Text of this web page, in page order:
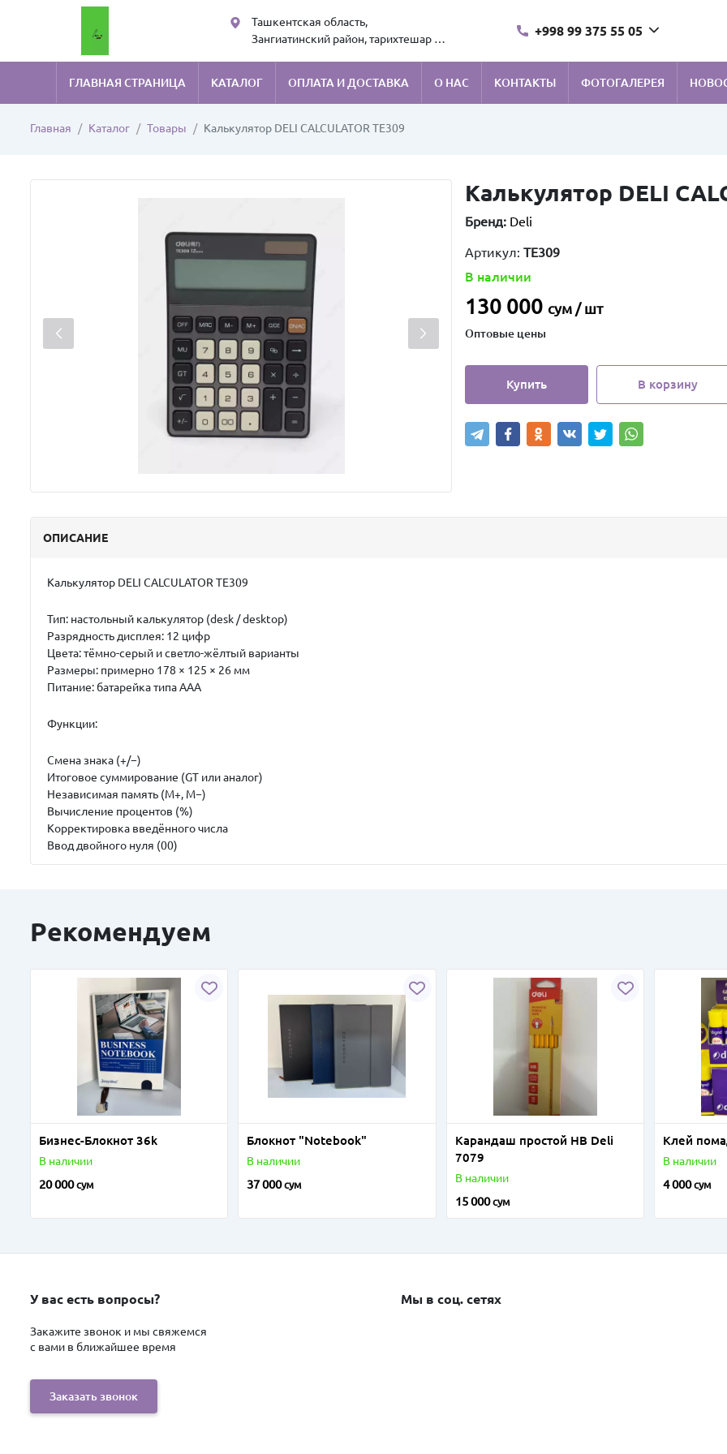
Ташкентская область,
Зангиатинский район, тарихтешар 1.
+998 99 375 55 05
ГЛАВНАЯ СТРАНИЦА КАТАЛОГ ОПЛАТА И ДОСТАВКА О НАС КОНТАКТЫ ФОТОГАЛЕРЕЯ
Главная Каталог Товары Калькулятор DELI CALCULATOR TE309
Калькулятор DELI
Бренд: Deli
Артикул: TE309
В наличии
130 000 сум / шт
Оптовые цены
Купить В корзину
ОПИСАНИЕ
Калькулятор DELI CALCULATOR TE309
Тип: настольный калькулятор (desk / desktop)
Разрядность дисплея: 12 цифр
Цвета:тёмно-серый и светло-жёлтый варианты
Размеры: примерно 178 × 125 × 26 мм
Питание: батарейка типа AAA
Функции:
Смена знака (+/−)
Итоговое суммирование (GT или аналог)
Независимая память (M+, M−)
Вычисление процентов (%)
Корректировка введённого числа
Ввод двойного нуля (00)
Рекомендуем
Бизнес-Блокнот 36k
В наличии
20 000сум
Блокнот "Notebook"
В наличии
37 000сум
Карандаш простой HB Deli
7079
В наличии
15 000сум
Клей
В наличии
4 000сум
У вас есть вопросы?
Закажите звонок и мы свяжемся
с вами в ближайшее время
Заказать звонок
Мы в соц. сетях